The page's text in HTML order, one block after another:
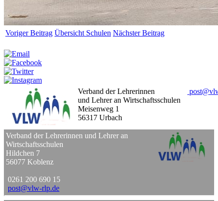
Voriger Beitrag Übersicht Schulen Nächster Beitrag
Verband der Lehrerinnen
und Lehrer an Wirtschaftsschulen
Meisenweg 1
56317 Urbach
post@
Verband der Lehrerinnen und Lehrer an
Wirtschaftsschulen
Hildchen 7
56077 Koblenz
0261 200 690 15
post@vlw-rlp.de